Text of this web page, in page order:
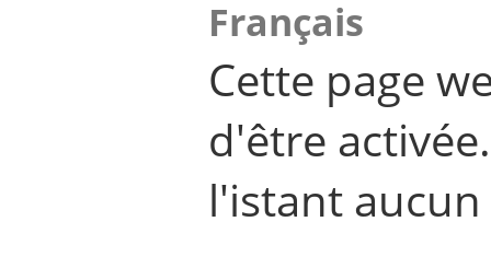
Français
Cette page
d'être
l'istant